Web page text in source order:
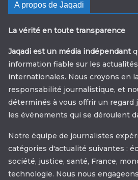
A propos de Jaqadi
La vérité en toute transparence
Jaqadi est un média indépendant
information fiable sur les
internationales. Nous croyons en
responsabilité journalistique, et
déterminés à vous offrir un regard
les événements qui se déroulent
Notre équipe de journalistes
catégories d'actualité suivantes :
société, justice, santé, France,
technologie. Nous nous